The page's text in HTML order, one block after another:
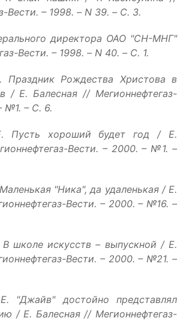
Вести. – 1998. – N 39. – С. 3.
директора ОАО "СН-МНГ"
Вести. – 1998. – N 40. – С. 1.
Праздник Рождества Христова в
/ Е. Балесная // Мегионнефтегаз-
№1. – С. 6.
Пусть хороший будет год / Е.
Вести. – 2000. – №1. –
"Ника", да удаленькая / Е.
Вести. – 2000. – №16. –
В школе искусств – выпускной / Е.
Вести. – 2000. – №21. –
"Джайв" достойно представлял
/ Е. Балесная // Мегионнефтегаз-